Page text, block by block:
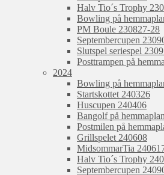
Halv Tio´s Trophy
Bowling på
PM Boule 230827-28
Septembercupen
Slutspel seriespel
Posttrampen på
2024
Bowling på
Startskottet 240326
Huscupen 240406
Bangolf på
Postmilen på
Grillspelet 240608
MidsommarTia
Halv Tio´s Trophy
Septembercupen